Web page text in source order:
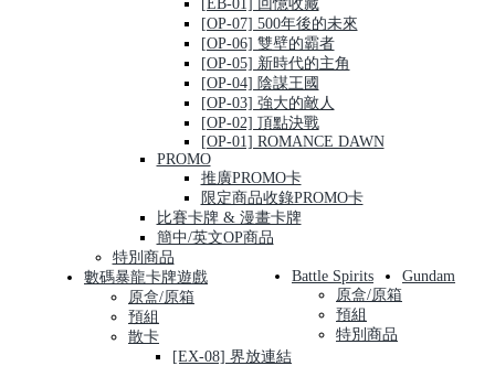
[EB-01] 回憶收藏
[OP-07] 500年後的未來
[OP-06] 雙壁的霸者
[OP-05] 新時代的主角
[OP-04] 陰謀王國
[OP-03] 強大的敵人
[OP-02] 頂點決戰
[OP-01] ROMANCE DAWN
PROMO
推廣PROMO卡
限定商品收錄PROMO卡
比賽卡牌 & 漫畫卡牌
簡中/英文OP商品
特別商品
數碼暴龍卡牌遊戲
原盒/原箱
預組
散卡
[EX-08] 界放連結
Battle Spirits
原盒/原箱
預組
特別商品
Gundam